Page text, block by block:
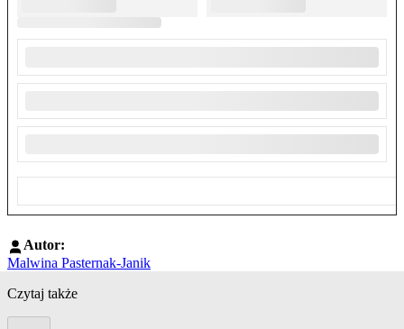
Autor:
Malwina Pasternak-Janik
Czytaj także